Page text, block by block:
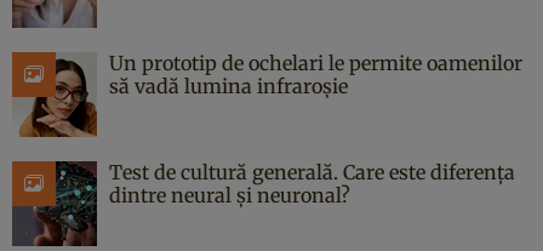
Un prototip de ochelari le permite oamenilor
să vadă lumina infraroșie
Test de cultură generală. Care este diferența
dintre neural și neuronal?